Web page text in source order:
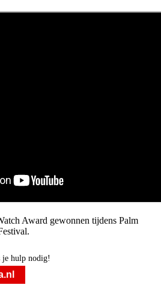
Award gewonnen tijdens Palm
je hulp nodig!